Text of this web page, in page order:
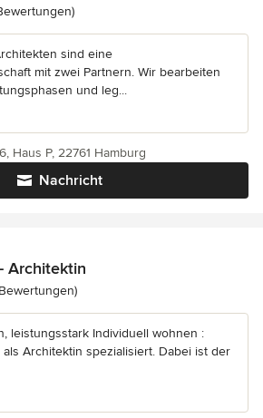
5 von 5 Sternen
sind eine
mit zwei Partnern. Wir bearbeiten
und leg...
Nachricht
Haus P, 22761 Hamburg
Architektin
5 von 5 Sternen
leistungsstark Individuell wohnen :
Architektin spezialisiert. Dabei ist der